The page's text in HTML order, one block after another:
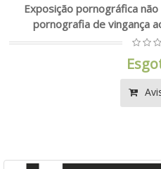
Exposição pornográfica
pornografia de vingança